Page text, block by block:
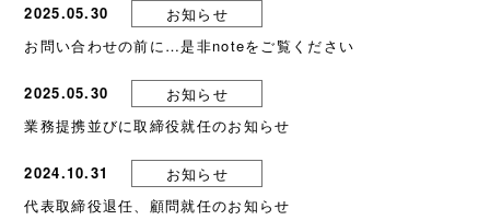
2025.05.30
お知らせ
お問い合わせの前に…是非noteをご覧ください
2025.05.30
お知らせ
業務提携並びに取締役就任のお知らせ
2024.10.31
お知らせ
代表取締役退任、顧問就任のお知らせ